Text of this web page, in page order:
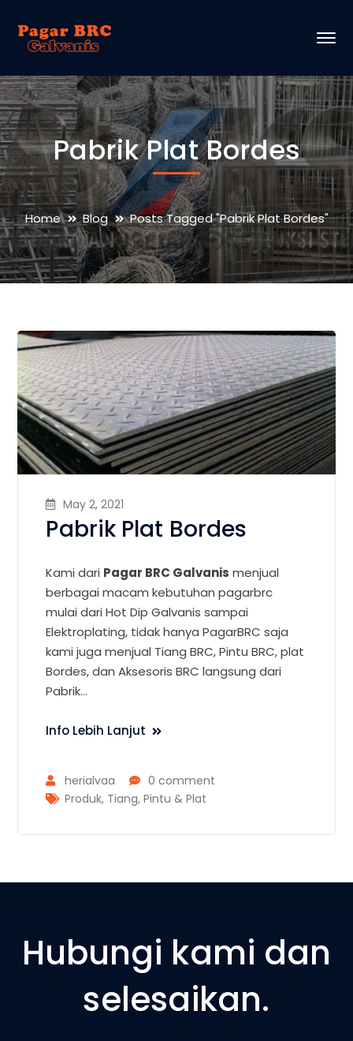
Pabrik Plat Bordes
Home Blog Posts Tagged "Pabrik Plat Bordes"
May 2, 2021
Pabrik Plat Bordes
Kami dari Pagar BRC Galvanis menjual
berbagai macam kebutuhan pagarbrc
mulai dari Hot Dip Galvanis sampai
Elektroplating, tidak hanya PagarBRC saja
kami juga menjual Tiang BRC, Pintu BRC, plat
Bordes, dan Aksesoris BRC langsung dari
Pabrik…
Info Lebih Lanjut
herialvaa
0 comment
Produk, Tiang, Pintu & Plat
Hubungi kami dan
selesaikan.